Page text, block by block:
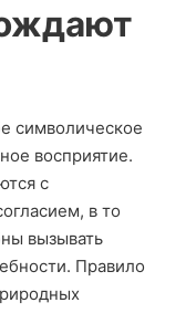
символическое
восприятие.
с
в то
вызывать
Правило